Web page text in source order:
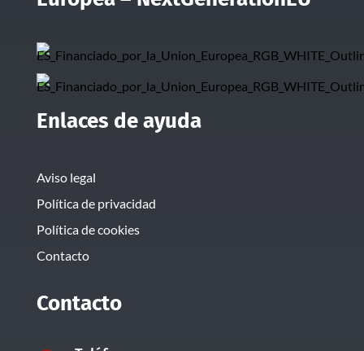
Enlaces de ayuda
Aviso legal
Política de privacidad
Política de cookies
Contacto
Contacto